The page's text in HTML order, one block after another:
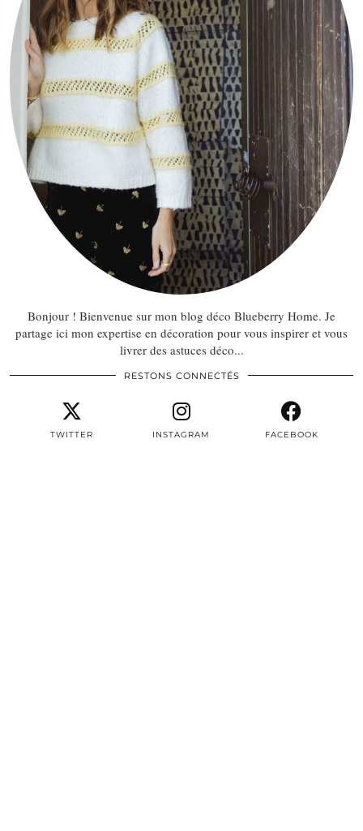
Bonjour ! Bienvenue sur mon blog déco Blueberry Home. Je
partage ici mon expertise en décoration pour vous inspirer et vous
livrer des astuces déco...
RESTONS CONNECTÉS
TWITTER INSTAGRAM FACEBOOK